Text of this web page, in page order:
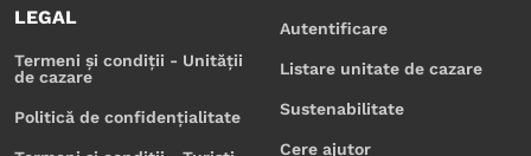
LEGAL
Termeni și condiții - Unității
de cazare
Politică de confidențialitate
Autentificare
Listare unitate de cazare
Sustenabilitate
Cere ajutor